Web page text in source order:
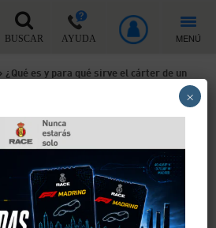
BUSCAR AYUDA MENÚ
> ¿Qué es y para qué sirve el cárter de un
qué sirve el
coche?
clave del motor que muchas
hasta que falla. Sirve para
×